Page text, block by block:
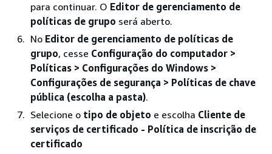
para continuar. O Editor de gerenciamento de
políticas de grupo será aberto.
No Editor de gerenciamento de políticas de
grupo, cesse Configuração do computador >
Políticas > Configurações do Windows >
Configurações de segurança > Políticas de chave
pública (escolha a pasta).
Selecione o tipo de objeto e escolha Cliente de
serviços de certificado - Política de inscrição de
certificado